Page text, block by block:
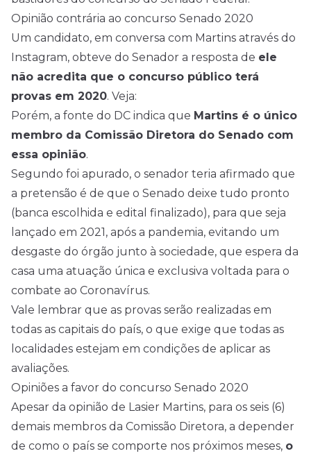
Opinião contrária ao concurso Senado 2020
Um candidato, em conversa com Martins através do
Instagram, obteve do Senador a resposta de ele
não acredita que o concurso público terá
provas em 2020. Veja:
Porém, a fonte do DC indica que Martins é o único
membro da Comissão Diretora do Senado com
essa opinião.
Segundo foi apurado, o senador teria afirmado que
a pretensão é de que o Senado deixe tudo pronto
(banca escolhida e edital finalizado), para que seja
lançado em 2021, após a pandemia, evitando um
desgaste do órgão junto à sociedade, que espera da
casa uma atuação única e exclusiva voltada para o
combate ao Coronavírus.
Vale lembrar que as provas serão realizadas em
todas as capitais do país, o que exige que todas as
localidades estejam em condições de aplicar as
avaliações.
Opiniões a favor do concurso Senado 2020
Apesar da opinião de Lasier Martins, para os seis (6)
demais membros da Comissão Diretora, a depender
de como o país se comporte nos próximos meses, o